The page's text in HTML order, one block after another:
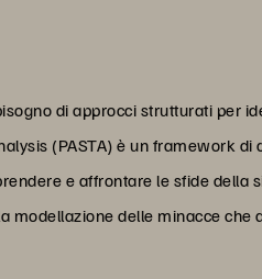
di approcci strutturati per
(PASTA) è un framework di
e affrontare le sfide della
modellazione delle minacce che